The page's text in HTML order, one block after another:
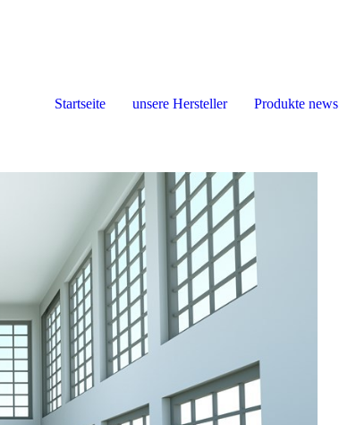
Startseite unsere Hersteller Produkte news